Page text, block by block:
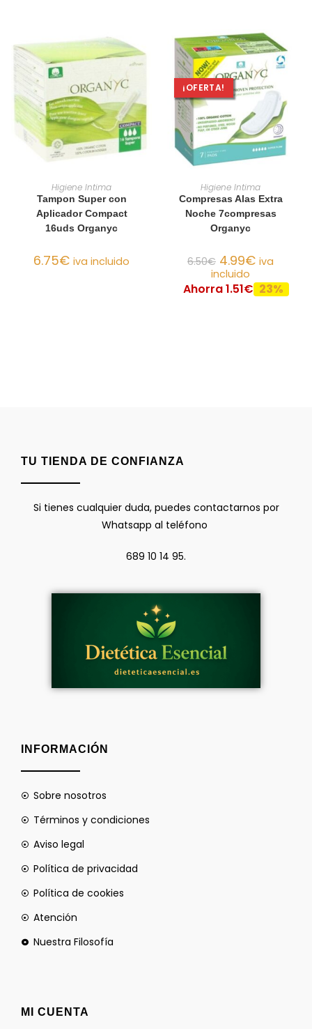
AÑADIR AL CARRITO
Higiene Intima
Tampon Super con
Aplicador Compact
16uds Organyc
6.75€ iva incluido
¡OFERTA!
AÑADIR AL CARRITO
Higiene Intima
Compresas Alas Extra
Noche 7compresas
Organyc
6.50€ 4.99€ iva
incluido
Ahorra 1.51€ 23%
TU TIENDA DE CONFIANZA
Si tienes cualquier duda, puedes contactarnos por
Whatsapp al teléfono
689 10 14 95.
INFORMACIÓN
Sobre nosotros
Términos y condiciones
Aviso legal
Política de privacidad
Política de cookies
Atención
Nuestra Filosofía
MI CUENTA